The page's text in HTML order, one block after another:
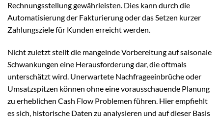
Rechnungsstellung gewährleisten. Dies kann durch die
Automatisierung der Fakturierung oder das Setzen kurzer
Zahlungsziele für Kunden erreicht werden.
Nicht zuletzt stellt die mangelnde Vorbereitung auf saisonale
Schwankungen eine Herausforderung dar, die oftmals
unterschätzt wird. Unerwartete Nachfrageeinbrüche oder
Umsatzspitzen können ohne eine vorausschauende Planung
zu erheblichen Cash Flow Problemen führen. Hier empfiehlt
es sich, historische Daten zu analysieren und auf dieser Basis